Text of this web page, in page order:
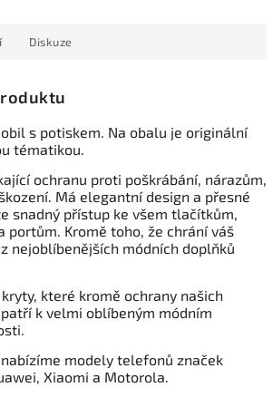
Diskuze
s potiskem. Na obalu je originální
tématikou.
ochranu proti poškrábání, nárazům,
Má elegantní design a přesné
snadný přístup ke všem tlačítkům,
portům. Kromě toho, že chrání váš
nejoblíbenějších módních doplňků
které kromě ochrany našich
k velmi oblíbeným módním
modely telefonů značek
Xiaomi a Motorola.